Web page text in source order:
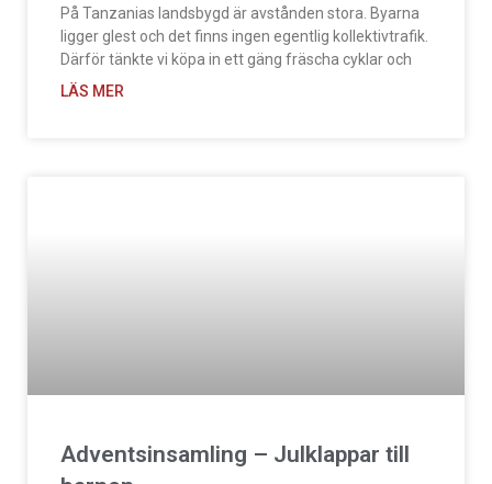
På Tanzanias landsbygd är avstånden stora. Byarna
ligger glest och det finns ingen egentlig kollektivtrafik.
Därför tänkte vi köpa in ett gäng fräscha cyklar och
LÄS MER
Adventsinsamling – Julklappar till